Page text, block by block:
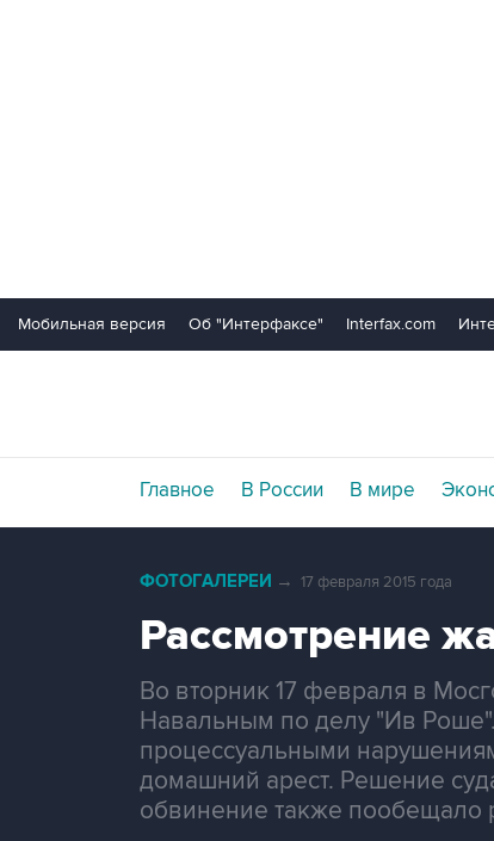
Мобильная версия Об "Интерфаксе" Interfax.com
Главное В России В мире
ФОТОГАЛЕРЕИ → 17 февраля 2015 года
Рассмотрение
Во вторник 17 февраля в
Навальным по делу "Ив
процессуальными
домашний арест. Решение
обвинение также пообещало